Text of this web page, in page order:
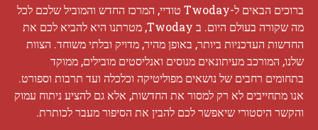
ברוכים הבאים ל-Twoday טודיי, המרכז החדש והמוביל שלכם לכל
מה שקורה בעולם היום. ב Twoday, מטרתנו היא להביא לכם את
החדשות העדכניות ביותר, באופן מהיר, מדויק ובלתי משוחד. הצוות
שלנו, המורכב מעיתונאים מנוסים ואנליסטים מובילים, ממוקד
בתחומים רחבים של נושאים מפוליטיקה וכלכלה ועד תרבות וספורט.
אנו מתחייבים לא רק למסור את החדשות, אלא גם להציע ניתוח עמוק
והקשר היסטורי שיאפשר לכם להבין את הסיפור מעבר לכותרת.